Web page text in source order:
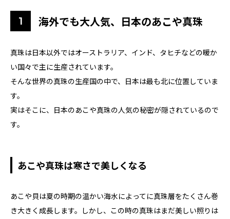
海外でも大人気、日本のあこや真珠
真珠は日本以外ではオーストラリア、インド、タヒチなどの暖か
い国々で主に生産されています。
そんな世界の真珠の生産国の中で、日本は最も北に位置していま
す。
実はそこに、日本のあこや真珠の人気の秘密が隠されているので
す。
あこや真珠は寒さで美しくなる
あこや貝は夏の時期の温かい海水によってに真珠層をたくさん巻
き大きく成長します。しかし、この時の真珠はまだ美しい照りは